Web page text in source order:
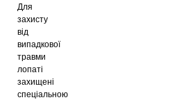
Для
захисту
від
випадкової
травми
лопаті
захищені
спеціальною